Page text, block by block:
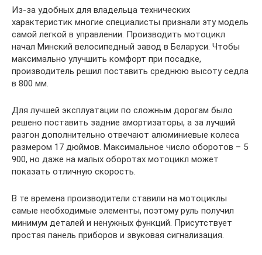
Из-за удобных для владельца технических
характеристик многие специалисты признали эту модель
самой легкой в управлении. Производить мотоцикл
начал Минский велосипедный завод в Беларуси. Чтобы
максимально улучшить комфорт при посадке,
производитель решил поставить среднюю высоту седла
в 800 мм.
Для лучшей эксплуатации по сложным дорогам было
решено поставить задние амортизаторы, а за лучший
разгон дополнительно отвечают алюминиевые колеса
размером 17 дюймов. Максимальное число оборотов – 5
900, но даже на малых оборотах мотоцикл может
показать отличную скорость.
В те времена производители ставили на мотоциклы
самые необходимые элементы, поэтому руль получил
минимум деталей и ненужных функций. Присутствует
простая панель приборов и звуковая сигнализация.